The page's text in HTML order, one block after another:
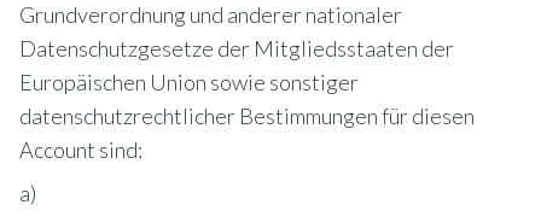
Grundverordnung und anderer nationaler
Datenschutzgesetze der Mitgliedsstaaten der
Europäischen Union sowie sonstiger
datenschutzrechtlicher Bestimmungen für diesen
Account sind:
a)